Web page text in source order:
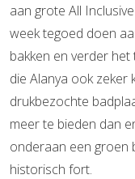
aan grote All
week tegoed doen
bakken en verder
die Alanya ook zeker
drukbezochte
meer te bieden dan
onderaan een groen
historisch fort.